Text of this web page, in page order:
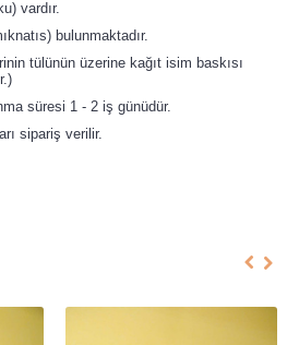
vardır.
bulunmaktadır.
tülünün üzerine kağıt isim baskısı
süresi 1 - 2 iş günüdür.
sipariş verilir.